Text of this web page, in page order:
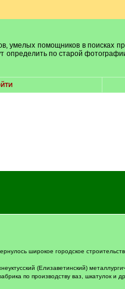
умелых помощников в поисках
определить по старой
широкое городское
(Елизаветинский)
по производству ваз, шкатулок и